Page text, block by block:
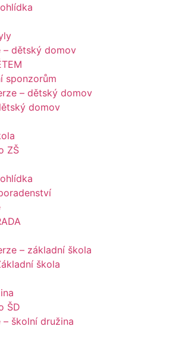
– dětský domov
sponzorům
– dětský domov
domov
ZŠ
– základní škola
škola
ŠD
– školní družina